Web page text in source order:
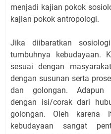
menjadi kajian pokok
kajian pokok antropologi.
Jika diibaratkan
tumbuhnya kebudayaan.
sesuai dengan
dengan susunan serta
dan golongan. Adapun
dengan isi/corak dari
golongan. Oleh karena
kebudayaan sangat